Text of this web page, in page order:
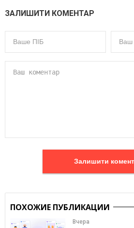
ЗАЛИШИТИ КОМЕНТАР
Залишити
ПОХОЖИЕ ПУБЛИКАЦИИ
Вчера